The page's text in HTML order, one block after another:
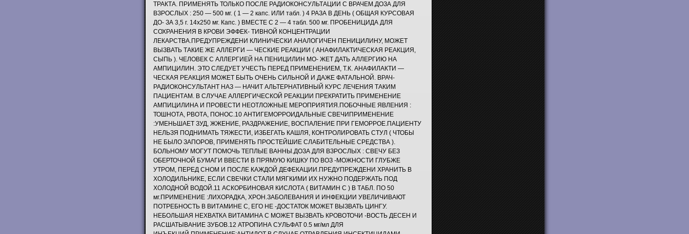
ТРАКТА. ПРИМЕНЯТЬ ТОЛЬКО ПОСЛЕ РАДИОКОНСУЛЬТАЦИИ С ВРАЧЕМ.ДОЗА ДЛЯ
ВЗРОСЛЫХ : 250 — 500 мг. ( 1 — 2 капс. ИЛИ табл. ) 4 РАЗА В ДЕНЬ ( ОБЩАЯ КУРСОВАЯ
ДО- ЗА 3,5 г. 14х250 мг. Капс. ) ВМЕСТЕ С 2 — 4 табл. 500 мг. ПРОБЕНИЦИДА ДЛЯ
СОХРАНЕНИЯ В КРОВИ ЭФФЕК- ТИВНОЙ КОНЦЕНТРАЦИИ
ЛЕКАРСТВА.ПРЕДУПРЕЖДЕНИ КЛИНИЧЕСКИ АНАЛОГИЧЕН ПЕНИЦИЛИНУ, МОЖЕТ
ВЫЗВАТЬ ТАКИЕ ЖЕ АЛЛЕРГИ — ЧЕСКИЕ РЕАКЦИИ ( АНАФИЛАКТИЧЕСКАЯ РЕАКЦИЯ,
СЫПЬ ). ЧЕЛОВЕК С АЛЛЕРГИЕЙ НА ПЕНИЦИЛИН МО- ЖЕТ ДАТЬ АЛЛЕРГИЮ НА
АМПИЦИЛИН. ЭТО СЛЕДУЕТ УЧЕСТЬ ПЕРЕД ПРИМЕНЕНИЕМ, Т.К. АНАФИЛАКТИ —
ЧЕСКАЯ РЕАКЦИЯ МОЖЕТ БЫТЬ ОЧЕНЬ СИЛЬНОЙ И ДАЖЕ ФАТАЛЬНОЙ. ВРАЧ-
РАДИОКОНСУЛЬТАНТ НАЗ — НАЧИТ АЛЬТЕРНАТИВНЫЙ КУРС ЛЕЧЕНИЯ ТАКИМ
ПАЦИЕНТАМ. В СЛУЧАЕ АЛЛЕРГИЧЕСКОЙ РЕАКЦИИ ПРЕКРАТИТЬ ПРИМЕНЕНИЕ
АМПИЦИЛИНА И ПРОВЕСТИ НЕОТЛОЖНЫЕ МЕРОПРИЯТИЯ.ПОБОЧНЫЕ ЯВЛЕНИЯ :
ТОШНОТА, РВОТА, ПОНОС.10 АНТИГЕМОРРОИДАЛЬНЫЕ СВЕЧИПРИМЕНЕНИЕ
:УМЕНЬШАЕТ ЗУД, ЖЖЕНИЕ, РАЗДРАЖЕНИЕ, ВОСПАЛЕНИЕ ПРИ ГЕМОРРОЕ.ПАЦИЕНТУ
НЕЛЬЗЯ ПОДНИМАТЬ ТЯЖЕСТИ, ИЗБЕГАТЬ КАШЛЯ, КОНТРОЛИРОВАТЬ СТУЛ ( ЧТОБЫ
НЕ БЫЛО ЗАПОРОВ, ПРИМЕНЯТЬ ПРОСТЕЙШИЕ СЛАБИТЕЛЬНЫЕ СРЕДСТВА ).
БОЛЬНОМУ МОГУТ ПОМОЧЬ ТЕПЛЫЕ ВАННЫ.ДОЗА ДЛЯ ВЗРОСЛЫХ : СВЕЧУ БЕЗ
ОБЕРТОЧНОЙ БУМАГИ ВВЕСТИ В ПРЯМУЮ КИШКУ ПО ВОЗ -МОЖНОСТИ ГЛУБЖЕ
УТРОМ, ПЕРЕД СНОМ И ПОСЛЕ КАЖДОЙ ДЕФЕКАЦИИ.ПРЕДУПРЕЖДЕНИ ХРАНИТЬ В
ХОЛОДИЛЬНИКЕ, ЕСЛИ СВЕЧКИ СТАЛИ МЯГКИМИ ИХ НУЖНО ПОДЕРЖАТЬ ПОД
ХОЛОДНОЙ ВОДОЙ.11 АСКОРБИНОВАЯ КИСЛОТА ( ВИТАМИН С ) В ТАБЛ. ПО 50
мг.ПРИМЕНЕНИЕ :ЛИХОРАДКА, ХРОН.ЗАБОЛЕВАНИЯ И ИНФЕКЦИИ УВЕЛИЧИВАЮТ
ПОТРЕБНОСТЬ В ВИТАМИНЕ С, ЕГО НЕ -ДОСТАТОК МОЖЕТ ВЫЗВАТЬ ЦИНГУ.
НЕБОЛЬШАЯ НЕХВАТКА ВИТАМИНА С МОЖЕТ ВЫЗВАТЬ КРОВОТОЧИ -ВОСТЬ ДЕСЕН И
РАСШАТЫВАНИЕ ЗУБОВ.12 АТРОПИНА СУЛЬФАТ 0.5 мг/мл ДЛЯ